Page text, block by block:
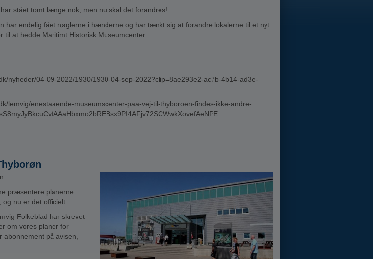
stået tomt længe nok, men nu skal det forandres!
har endelig fået nøglerne i hænderne og har tænkt sig at forandre lokalerne til et nyt
til at hedde Maritimt Historisk Museumcenter.
nyheder/04-09-2022/1930/1930-04-sep-2022?clip=8ae293e2-ac7b-4b14-ad3e-
lemvig/enestaaende-museumscenter-paa-vej-til-thyboroen-findes-ikke-andre-
præsentere planerne
nu er det officielt.
Folkeblad har skrevet
om vores planer for
abonnement på avisen,